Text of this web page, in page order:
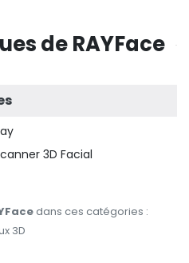
de RAYFace
3D Facial
dans ces catégories :
3D